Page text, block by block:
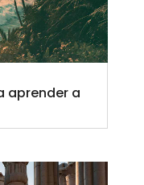
aprender a